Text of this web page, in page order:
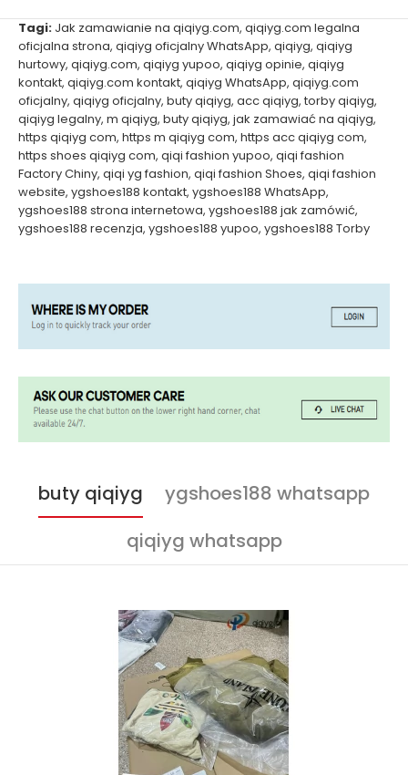
Tagi: Jak zamawianie na qiqiyg.com, qiqiyg.com legalna
oficjalna strona, qiqiyg oficjalny WhatsApp, qiqiyg, qiqiyg
hurtowy, qiqiyg.com, qiqiyg yupoo, qiqiyg opinie, qiqiyg
kontakt, qiqiyg.com kontakt, qiqiyg WhatsApp, qiqiyg.com
oficjalny, qiqiyg oficjalny, buty qiqiyg, acc qiqiyg, torby qiqiyg,
qiqiyg legalny, m qiqiyg, buty qiqiyg, jak zamawiać na qiqiyg,
https qiqiyg com, https m qiqiyg com, https acc qiqiyg com,
https shoes qiqiyg com, qiqi fashion yupoo, qiqi fashion
Factory Chiny, qiqi yg fashion, qiqi fashion Shoes, qiqi fashion
website, ygshoes188 kontakt, ygshoes188 WhatsApp,
ygshoes188 strona internetowa, ygshoes188 jak zamówić,
ygshoes188 recenzja, ygshoes188 yupoo, ygshoes188 Torby
buty qiqiyg
ygshoes188 whatsapp
qiqiyg whatsapp